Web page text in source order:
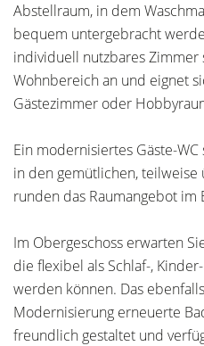
Abstellraum, in dem
bequem untergebracht
individuell nutzbares Zimmer
Wohnbereich an und eignet
Gästezimmer oder
Ein modernisiertes Gäste-
in den gemütlichen,
runden das Raumangebot im
Im Obergeschoss erwarten
die flexibel als Schlaf-,
werden können. Das
Modernisierung erneuerte
freundlich gestaltet und